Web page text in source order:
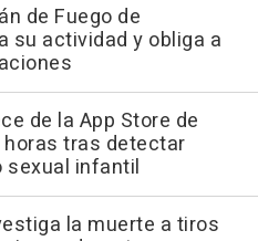
de Fuego de
su actividad y obliga a
de la App Store de
tras detectar
sexual infantil
la muerte a tiros